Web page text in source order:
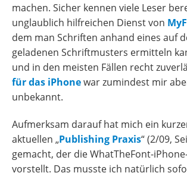
machen. Sicher kennen viele Leser
unglaublich hilfreichen Dienst von
dem man Schriften anhand eines auf
geladenen Schriftmusters ermitteln
und in den meisten Fällen recht
für das iPhonewar zumindest mir
unbekannt.
Aufmerksam darauf hat mich ein
aktuellen „Publishing Praxis“ (2/09,
gemacht, der die WhatTheFont-
vorstellt. Das musste ich natürlich